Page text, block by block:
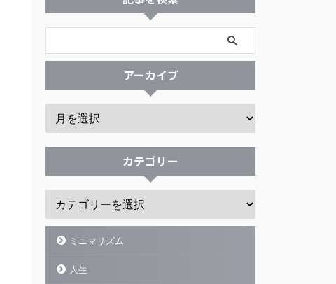
アーカイブ
カテゴリー
ミニマリズム
人生